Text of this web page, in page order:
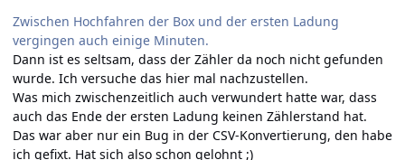
Zwischen Hochfahren der Box und der ersten Ladung
vergingen auch einige Minuten.
Dann ist es seltsam, dass der Zähler da noch nicht gefunden
wurde. Ich versuche das hier mal nachzustellen.
Was mich zwischenzeitlich auch verwundert hatte war, dass
auch das Ende der ersten Ladung keinen Zählerstand hat.
Das war aber nur ein Bug in der CSV-Konvertierung, den habe
ich gefixt. Hat sich also schon gelohnt ;)